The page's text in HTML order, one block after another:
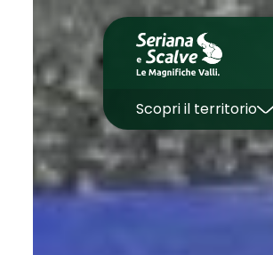
Scopri il territorio